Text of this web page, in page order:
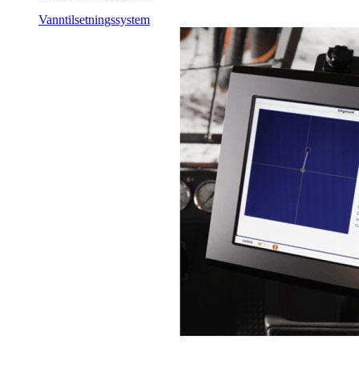
Vanntilsetningssystem